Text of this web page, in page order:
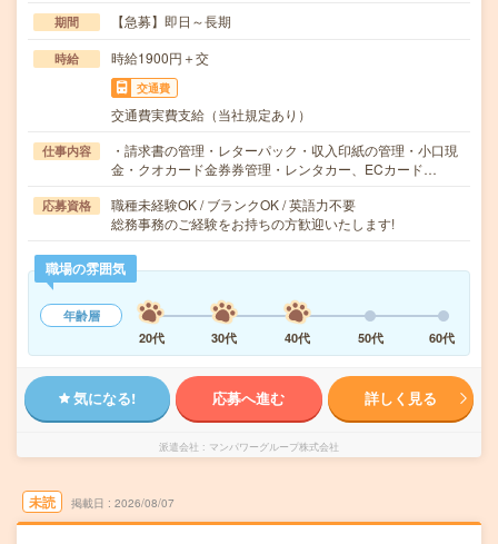
期間 【急募】即日～長期
時給 時給1900円＋交
交通費
交通費実費支給（当社規定あり）
仕事内容
・請求書の管理・レターパック・収入印紙の管理・小口現
金・クオカード金券券管理・レンタカー、ECカード…
応募資格
職種未経験OK / ブランクOK / 英語力不要
総務事務のご経験をお持ちの方歓迎いたします!
職場の雰囲気
年齢層
20代
30代 40代 50代 60代
気になる! 応募へ進む 詳しく見る
派遣会社 マンパワーグループ株式会社
未読 掲載日 2026/08/07